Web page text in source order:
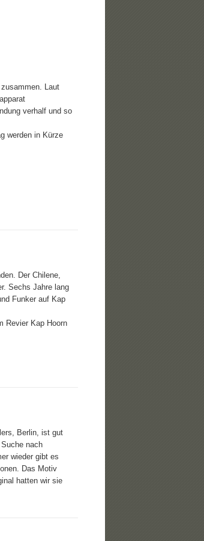
Laut
verhalf und so
werden in Kürze
Der Chilene,
Sechs Jahre lang
Funker auf Kap
Revier Kap Hoorn
Berlin, ist gut
nach
wieder gibt es
Das Motiv
hatten wir sie